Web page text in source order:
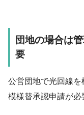
団地の場合は
要
公営団地で光回線
模様替承認申請が必